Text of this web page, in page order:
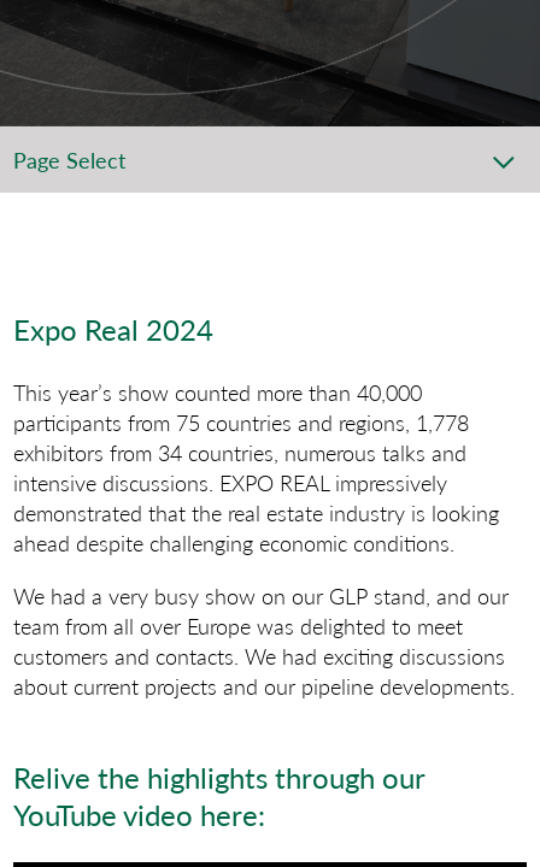
Page Select
Expo Real 2024
This year’s show counted more than 40,000
participants from 75 countries and regions, 1,778
exhibitors from 34 countries, numerous talks and
intensive discussions. EXPO REAL impressively
demonstrated that the real estate industry is looking
ahead despite challenging economic conditions.
We had a very busy show on our GLP stand, and our
team from all over Europe was delighted to meet
customers and contacts. We had exciting discussions
about current projects and our pipeline developments.
Relive the highlights through our
YouTube video here: